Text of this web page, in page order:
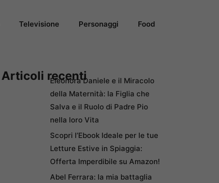
Televisione Personaggi Food
Articoli recentiEleonora Daniele e il Miracolo
della Maternità: la Figlia che
Salva e il Ruolo di Padre Pio
nella loro Vita
Scopri l’Ebook Ideale per le tue
Letture Estive in Spiaggia:
Offerta Imperdibile su Amazon!
Abel Ferrara: la mia battaglia